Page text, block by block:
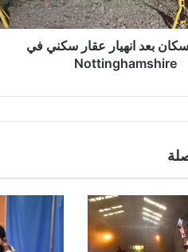
بعد انهيار عقار سكني في
Nottinghamshire